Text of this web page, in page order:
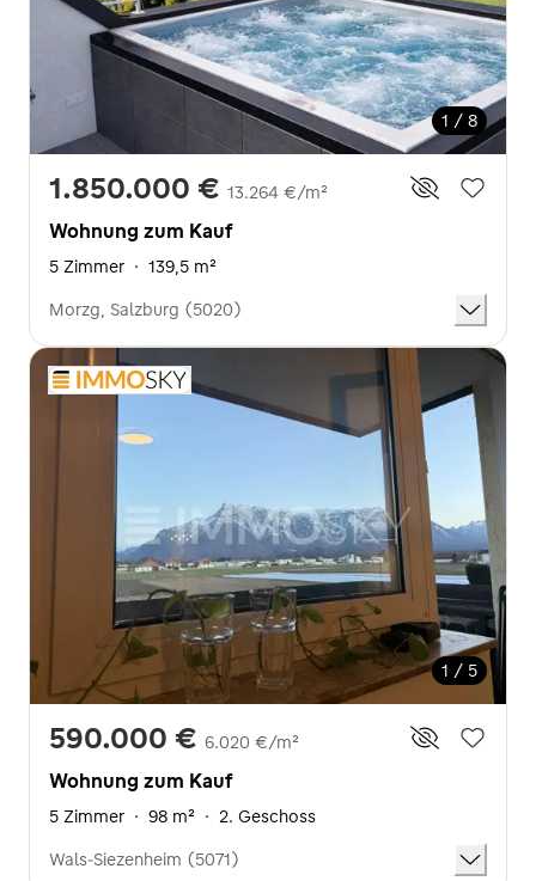
1 / 8
1.850.000 € 13.264 €/m²
Wohnung zum Kauf
5 Zimmer · 139,5 m²
Morzg, Salzburg (5020)
1 / 5
590.000 € 6.020 €/m²
Wohnung zum Kauf
5 Zimmer · 98 m² · 2. Geschoss
Wals-Siezenheim (5071)